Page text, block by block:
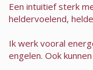
Een intuitief sterk
heldervoelend,
Ik werk vooral
engelen. Ook